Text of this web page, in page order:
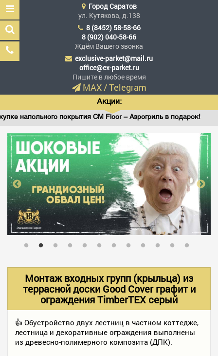
Эксклюзив Паркет
Мы сделали эксклюзив
доступным
ГЛАВНАЯ
АССОРТИМЕНТ
В НАЛИЧИИ
АКЦИИ
ФОТО РАБОТ
ГородСаратов
ул. Кутякова, д.138
8 (8452) 58-58-66
8 (902) 040-58-66
Ждём Вашего звонка
exclusive-parket@mail.ru
office@ex-parket.ru
Пишите в любое время
MAX/Telegram
Акции:
покрытия CM Floor – Аэрогриль в подарок!
Монтаж входных групп (крыльца) из
террасной доски Good Cover графит и
ограждения TimberTEX серый
👍 Обустройство двух лестниц в частном коттедже,
лестница и декоративные ограждения выполнены
из древесно-полимерного композита (ДПК).